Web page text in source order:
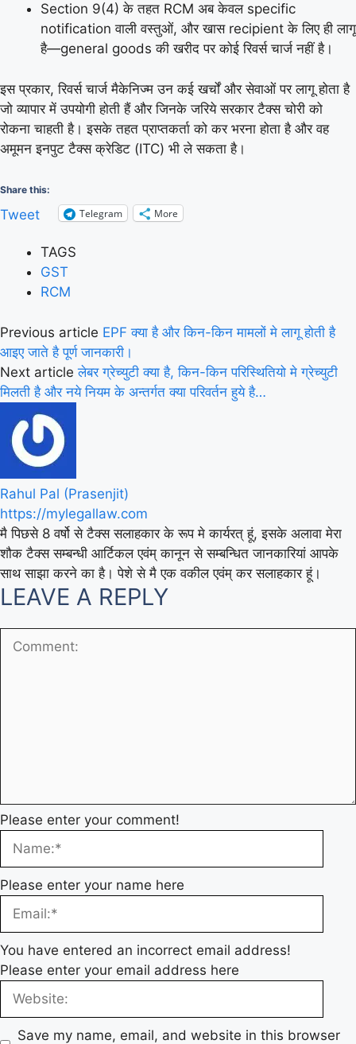
Section 9(4) के तहत RCM अब केवल specific
notification वाली वस्तुओं, और खास recipient के लिए ही लागू
है—general goods की खरीद पर कोई रिवर्स चार्ज नहीं है।
इस प्रकार, रिवर्स चार्ज मैकेनिज्म उन कई खर्चों और सेवाओं पर लागू होता है
जो व्यापार में उपयोगी होती हैं और जिनके जरिये सरकार टैक्‍स चोरी को
रोकना चाहती है। इसके तहत प्राप्तकर्ता को कर भरना होता है और वह
अमूमन इनपुट टैक्स क्रेडिट (ITC) भी ले सकता है।
Share this:
Tweet Telegram More
TAGS
GST
RCM
Previous article EPF क्या है और किन-किन मामलों मे लागू होती है
आइए जाते है पूर्ण जानकारी।
Next article लेबर ग्रेच्युटी क्या है, किन-किन परिस्थितियो मे ग्रेच्युटी
मिलती है और नये नियम के अन्तर्गत क्या परिवर्तन हुये है…
Rahul Pal (Prasenjit)
https://mylegallaw.com
मै पिछसे 8 वर्षो से टैक्स सलाहकार के रूप मे कार्यरत् हूं, इसके अलावा मेरा
शौक टैक्स सम्बन्धी आर्टिकल एवंम् कानून से सम्बन्धित जानकारियां आपके
साथ साझा करने का है। पेशे से मै एक वकील एवंम् कर सलाहकार हूं।
LEAVE A REPLY
Please enter your comment!
Please enter your name here
You have entered an incorrect email address!
Please enter your email address here
Save my name, email, and website in this browser